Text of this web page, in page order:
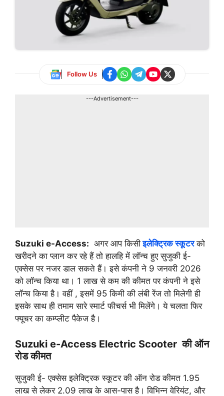
Follow Us
---Advertisement---
Suzuki e-Access: अगर आप किसीइलेक्ट्रिक स्कूटरको
खरीदने का प्लान कर रहे हैं तो हालहि में लॉन्च हुए सुजुकी ई-
एक्सेस पर नजर डाल सकते हैं। इसे कंपनी ने 9 जनवरी 2026
को लॉन्च किया था। 1 लाख से कम की कीमत पर कंपनी ने इसे
लॉन्च किया है। वहीं , इसमें 95 किमी की लंबी रेंज तो मिलेगी ही
इसके साथ ही तमाम सारे स्मार्ट फीचर्स भी मिलेंगे। ये चलता फिर
फ्यूचर का कम्प्लीट पैकेज है।
Suzuki e-Access Electric Scooter की ऑन
रोड कीमत
सुजुकी ई- एक्सेस इलेक्ट्रिक स्कूटर की ऑन रोड कीमत 1.95
लाख से लेकर 2.09 लाख के आस-पास है। विभिन्न वेरियंट, और